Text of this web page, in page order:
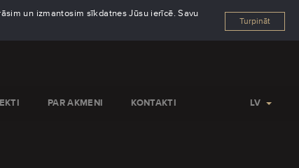
un izmantosim sīkdatnes Jūsu ierīcē. Savu
Turpināt
PAR AKMENI KONTAKTI LV